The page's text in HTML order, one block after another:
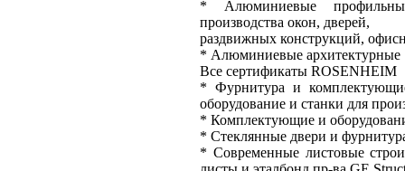
* Алюминиевые
производства окон, дверей,
раздвижных конструкций,
* Алюминиевые
Все сертификаты ROSENHEIM
* Фурнитура и
оборудование и станки для
* Комплектующие и
* Стеклянные двери и
* Современные листовые